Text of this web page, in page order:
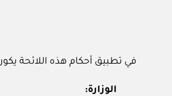
في تطبيق أحكام هذه اللائحة
الوزارة: